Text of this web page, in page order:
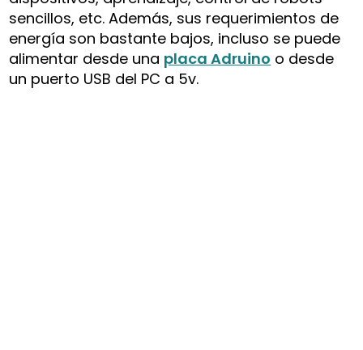
sencillos, etc. Además, sus requerimientos de
energía son bastante bajos, incluso se puede
alimentar desde una placa Adruino o desde
un puerto USB del PC a 5v.